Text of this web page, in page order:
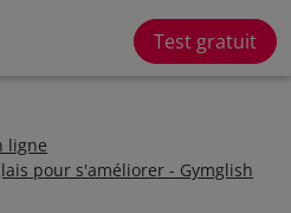
Test gratuit
ligne
pour s'améliorer - Gymglish